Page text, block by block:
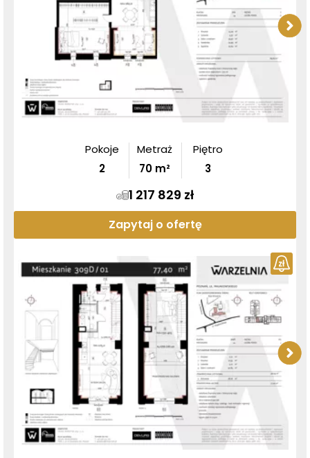
Pokoje
2
Metraż
70 m²
Piętro
3
1 217 829 zł
Zapytaj o ofertę